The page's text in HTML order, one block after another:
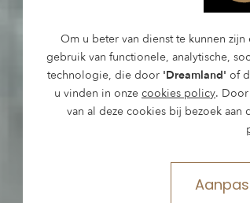
Om u beter van dienst te kunnen
gebruik van functionele, analytische,
technologie, die door 'Dreamland' of
u vinden in onze cookies policy.
van al deze cookies bij bezoek aan